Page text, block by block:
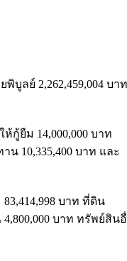
บูลย์ 2,262,459,004 บาท
กู้ยืม 14,000,000 บาท
น 10,335,400 บาท และ
บาท ที่ดิน
4,800,000 บาท ทรัพย์สิน